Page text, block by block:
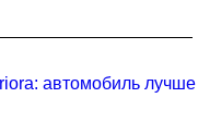
автомобиль лучше